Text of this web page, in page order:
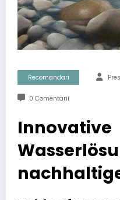
Recomandari
0 Comentarii
Innovative